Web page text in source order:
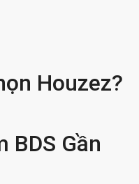
Houzez?
BDS Gần